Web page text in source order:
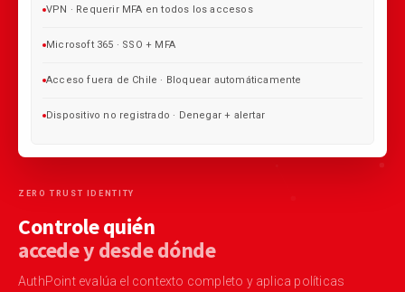
VPN · Requerir MFA en todos los accesos
Microsoft 365 · SSO + MFA
Acceso fuera de Chile · Bloquear automáticamente
Dispositivo no registrado · Denegar + alertar
ZERO TRUST IDENTITY
Controle quién
accede y desde dónde
AuthPoint evalúa el contexto completo y aplica políticas